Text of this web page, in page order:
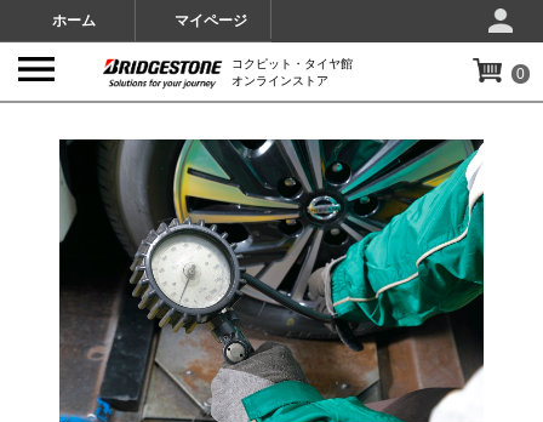
ホーム マイページ
コクピット・タイヤ館
オンラインストア
0